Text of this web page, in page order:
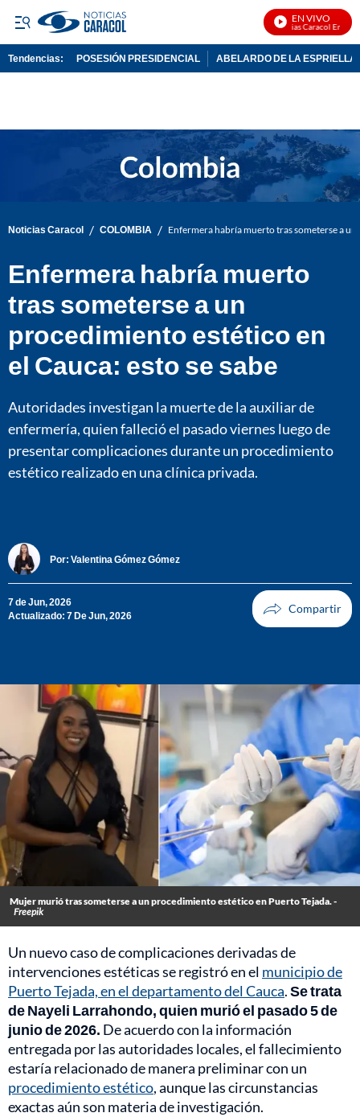
EN VIVO
Noticias Caracol En Vivo
Tendencias: POSESIÓN PRESIDENCIAL ABELARDO DE LA ESPRIELLA
Noticias Caracol / COLOMBIA / Enfermera habría muerto tras someterse a
Enfermera habría muerto
tras someterse a un
procedimiento estético en
el Cauca: esto se sabe
Autoridades investigan la muerte de la auxiliar de
enfermería, quien falleció el pasado viernes luego de
presentar complicaciones durante un procedimiento
estético realizado en una clínica privada.
Por: Valentina Gómez Gómez
7 de Jun, 2026
Actualizado: 7 De Jun, 2026
Mujer murió tras someterse a un procedimiento estético en Puerto Tejada. -
Freepik
Un nuevo caso de complicaciones derivadas de
intervenciones estéticas se registró en el municipio de
Puerto Tejada, en el departamento del Cauca.Se trata
de Nayeli Larrahondo, quien murió el pasado 5 de
junio de 2026. De acuerdo con la información
entregada por las autoridades locales, el fallecimiento
estaría relacionado de manera preliminar con un
procedimiento estético, aunque las circunstancias
exactas aún son materia de investigación.